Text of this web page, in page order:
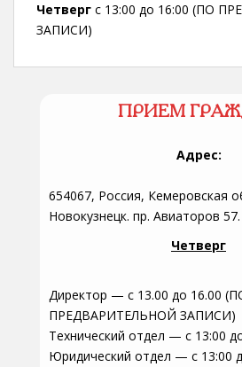
Четверг с 13:00 до 16:00 (ПО
ЗАПИСИ)
ПРИЕМ
Адрес:
654067, Россия, Кемеровская
Новокузнецк. пр. Авиаторов 57.
Четверг
Директор — с 13.00 до 16.00
ПРЕДВАРИТЕЛЬНОЙ ЗАПИСИ)
Технический отдел — с 13:00
Юридический отдел — с 13:00